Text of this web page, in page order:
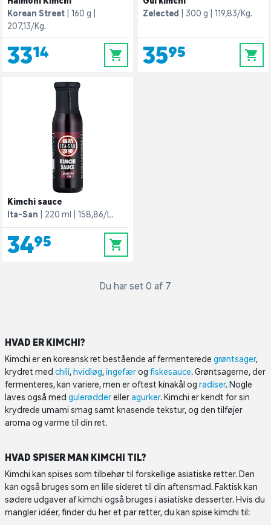
Korean Street
160 g
207,13/Kg.
33,14 0
Zelected
300 g 119,83/Kg.
35,95 0
Kimchi sauce
Ita-San
220 ml 158,86/L.
34,95 0
Du har set 0 af 7
HVAD ER KIMCHI?
Kimchi er en koreansk ret bestående af fermenterede grøntsager,
krydret med chili,hvidløg,ingefærog fiskesauce. Grøntsagerne, der
fermenteres, kan variere, men er oftest kinakål og radiser. Nogle
laves også med gulerødderelleragurker. Kimchi er kendt for sin
krydrede umami smag samt knasende tekstur, og den tilføjer
aroma og varme til din ret.
HVAD SPISER MAN KIMCHI TIL?
Kimchi kan spises som tilbehør til forskellige asiatiske retter. Den
kan også bruges som en lille sideret til din aftensmad. Faktisk kan
sødere udgaver af kimchi også bruges i asiatiske desserter. Hvis du
mangler idéer, finder du her et par retter, du kan spise kimchi til: